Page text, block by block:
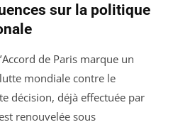
sur la politique
de Paris marque un
mondiale contre le
décision, déjà effectuée par
renouvelée sous